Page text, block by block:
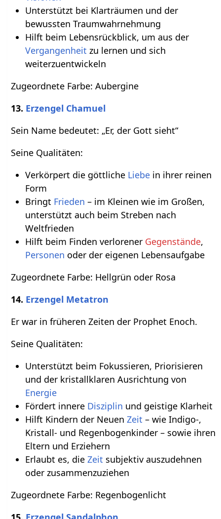
Unterstützt bei Klarträumen und der
bewussten Traumwahrnehmung
Hilft beim Lebensrückblick, um aus der
Vergangenheit zu lernen und sich
weiterzuentwickeln
Zugeordnete Farbe: Aubergine
13. Erzengel Chamuel
Sein Name bedeutet: „Er, der Gott sieht“
Seine Qualitäten:
Verkörpert die göttliche Liebein ihrer reinen
Form
Bringt Frieden – im Kleinen wie im Großen,
unterstützt auch beim Streben nach
Weltfrieden
Hilft beim Finden verlorener Gegenstände,
Personen oder der eigenen Lebensaufgabe
Zugeordnete Farbe: Hellgrün oder Rosa
14. Erzengel Metatron
Er war in früheren Zeiten der Prophet Enoch.
Seine Qualitäten:
Unterstützt beim Fokussieren, Priorisieren
und der kristallklaren Ausrichtung von
Energie
Fördert innere Disziplin und geistige Klarheit
Hilft Kindern der Neuen Zeit – wie Indigo-,
Kristall- und Regenbogenkinder – sowie ihren
Eltern und Erziehern
Erlaubt es, die Zeit subjektiv auszudehnen
oder zusammenzuziehen
Zugeordnete Farbe: Regenbogenlicht